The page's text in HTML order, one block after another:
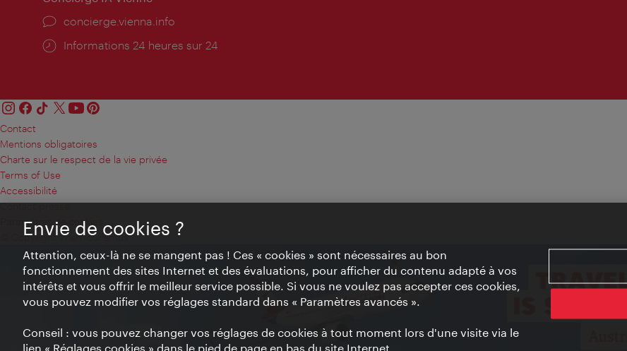
Ort:
concierge.vienna.info
Öffnungszeiten:
Informations 24 heures sur 24
Contact
Mentions obligatoires
Charte sur le respect de la vie privée
Terms of Use
Accessibilité
Contact presse
Paramètres de cookies
© Copyright WienTourismus
Envie de cookies ?
Attention, ceux-là ne se mangent pas ! Ces « cookies » sont nécessaires au bon
fonctionnement des sites Internet et des évaluations, pour afficher du contenu adapté à vos
intérêts et vous offrir le meilleur service possible. Si vous ne voulez pas accepter ces cookies,
vous pouvez modifier vos réglages standard dans « Paramètres avancés ».
Conseil : vous pouvez changer vos réglages de cookies à tout moment lors d'une visite via le
lien « Réglages cookies » dans le pied de page en bas du site Internet.